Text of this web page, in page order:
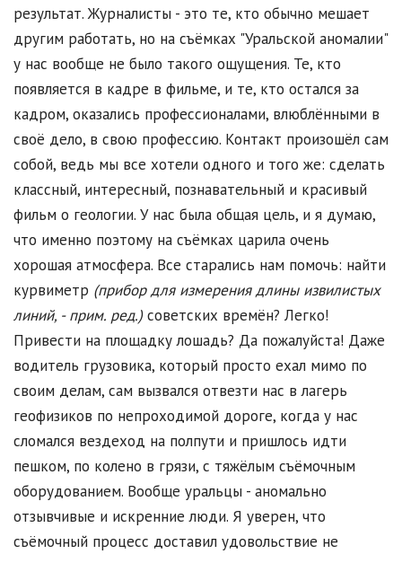
результат. Журналисты - это те, кто обычно мешает
другим работать, но на съёмках "Уральской аномалии"
у нас вообще не было такого ощущения. Те, кто
появляется в кадре в фильме, и те, кто остался за
кадром, оказались профессионалами, влюблёнными в
своё дело, в свою профессию. Контакт произошёл сам
собой, ведь мы все хотели одного и того же: сделать
классный, интересный, познавательный и красивый
фильм о геологии. У нас была общая цель, и я думаю,
что именно поэтому на съёмках царила очень
хорошая атмосфера. Все старались нам помочь: найти
курвиметр (прибор для измерения длины извилистых
линий, - прим. ред.)советских времён? Легко!
Привести на площадку лошадь? Да пожалуйста! Даже
водитель грузовика, который просто ехал мимо по
своим делам, сам вызвался отвезти нас в лагерь
геофизиков по непроходимой дороге, когда у нас
сломался вездеход на полпути и пришлось идти
пешком, по колено в грязи, с тяжёлым съёмочным
оборудованием. Вообще уральцы - аномально
отзывчивые и искренние люди. Я уверен, что
съёмочный процесс доставил удовольствие не